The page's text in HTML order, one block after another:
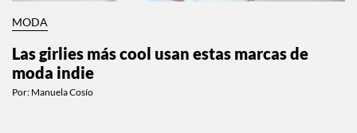
MODA
Las girlies más cool usan estas marcas de
moda indie
Por: Manuela Cosío